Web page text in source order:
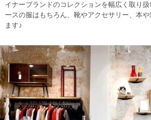
イナーブランドのコレクションを幅広く取り
ースの服はもちろん、靴やアクセサリー、本
ます♪